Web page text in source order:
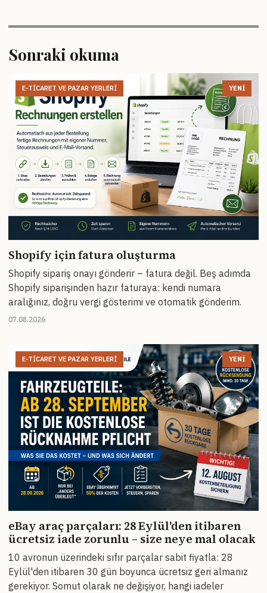
Sonraki okuma
E-TICARET VE PAZAR YERLERI YENI
Shopify için fatura oluşturma
Shopify sipariş onayı gönderir – fatura değil. Beş adımda
Shopify siparişinden hazır faturaya: kendi numara
aralığınız, doğru vergi gösterimi ve otomatik gönderim.
07.08.2026
E-TICARET VE PAZAR YERLERI YENI
eBay araç parçaları: 28 Eylül'den itibaren
ücretsiz iade zorunlu – size neye mal olacak
10 avronun üzerindeki sıfır parçalar sabit fiyatla: 28
Eylül'den itibaren 30 gün boyunca ücretsiz geri almanız
gerekiyor. Somut olarak ne değişiyor, hangi iadeler